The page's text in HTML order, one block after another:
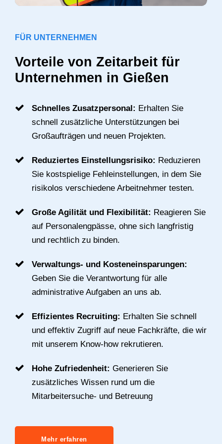
FÜR UNTERNEHMEN
Vorteile von Zeitarbeit für
Unternehmen in Gießen
Schnelles Zusatzpersonal: Erhalten Sie
schnell zusätzliche Unterstützungen bei
Großaufträgen und neuen Projekten.
Reduziertes Einstellungsrisiko: Reduzieren
Sie kostspielige Fehleinstellungen, in dem Sie
risikolos verschiedene Arbeitnehmer testen.
Große Agilität und Flexibilität: Reagieren Sie
auf Personalengpässe, ohne sich langfristig
und rechtlich zu binden.
Verwaltungs- und Kosteneinsparungen:
Geben Sie die Verantwortung für alle
administrative Aufgaben an uns ab.
Effizientes Recruiting: Erhalten Sie schnell
und effektiv Zugriff auf neue Fachkräfte, die wir
mit unserem Know-how rekrutieren.
Hohe Zufriedenheit: Generieren Sie
zusätzliches Wissen rund um die
Mitarbeitersuche- und Betreuung
Mehr erfahren